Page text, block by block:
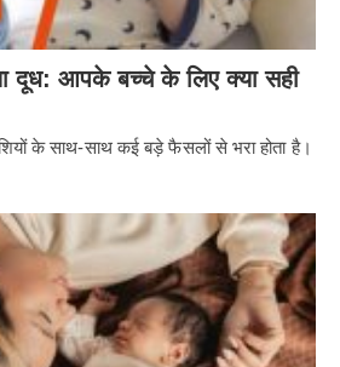
दूध: आपके बच्चे के लिए क्या सही
के साथ-साथ कई बड़े फैसलों से भरा होता है।